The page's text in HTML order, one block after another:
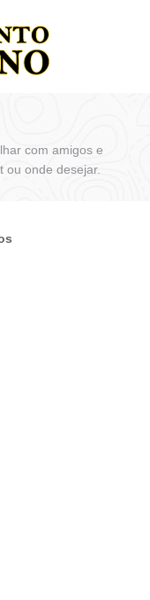
com amigos e
ou onde desejar.